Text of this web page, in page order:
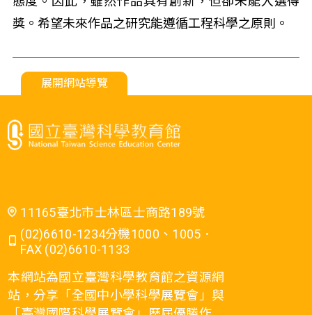
獎。希望未來作品之研究能遵循工程科學之原則。
展開網站導覽
11165臺北市士林區士商路189號
(02)6610-1234分機1000、1005．
FAX (02)6610-1133
本網站為國立臺灣科學教育館之資源網
站，分享「全國中小學科學展覽會」與